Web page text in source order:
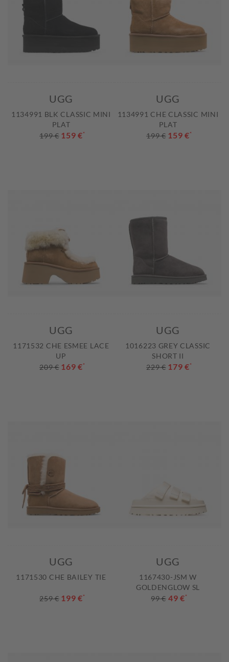
UGG
1134991 BLK CLASSIC MINI
PLAT
199 € 159 €*
UGG
1134991 CHE CLASSIC MINI
PLAT
199 € 159 €*
UGG
1171532 CHE ESMEE LACE
UP
209 € 169 €*
UGG
1016223 GREY CLASSIC
SHORT II
229 € 179 €*
UGG
1171530 CHE BAILEY TIE
259 € 199 €*
UGG
1167430-JSM W
GOLDENGLOW SL
99 € 49 €*